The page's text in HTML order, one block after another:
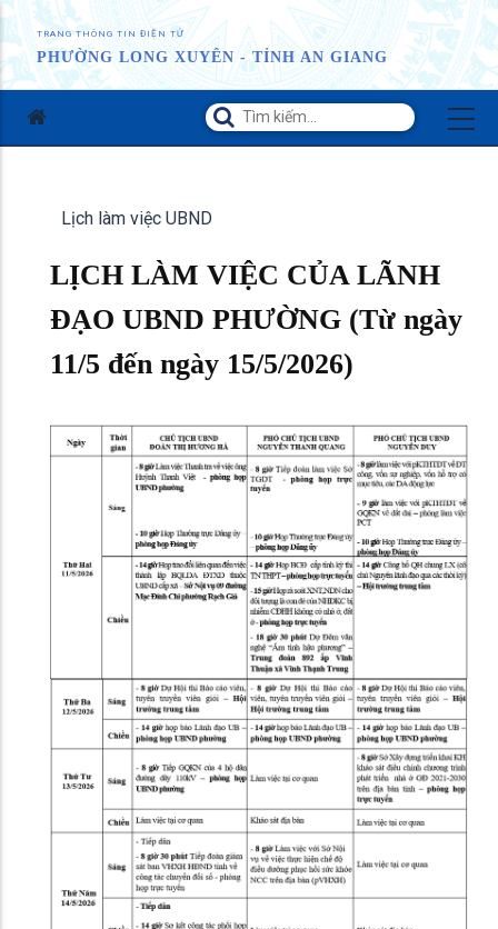
TRANG THÔNG TIN ĐIỆN TỬ
PHƯỜNG LONG XUYÊN - TỈNH AN GIANG
Lịch làm việc UBND
LỊCH LÀM VIỆC CỦA LÃNH
ĐẠO UBND PHƯỜNG (Từ ngày
11/5 đến ngày 15/5/2026)